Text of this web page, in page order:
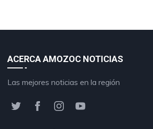
ACERCA AMOZOC NOTICIAS
Las mejores noticias en la región